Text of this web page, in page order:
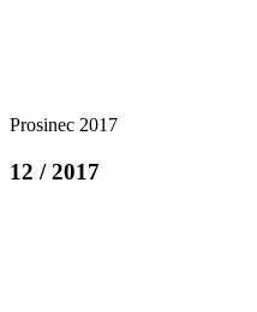
Prosinec 2017
12 / 2017